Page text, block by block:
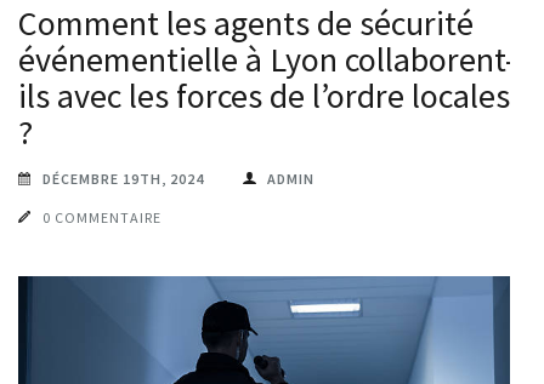
Comment les agents de sécurité
événementielle à Lyon collaborent-
ils avec les forces de l’ordre locales
?
DÉCEMBRE 19TH, 2024 ADMIN
0 COMMENTAIRE